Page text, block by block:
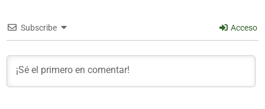
Subscribe Acceso